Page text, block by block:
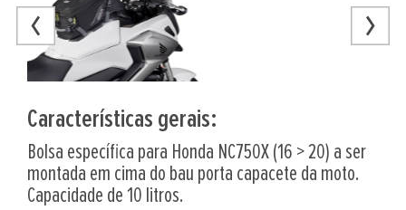
Características gerais:
Bolsa específica para Honda NC750X (16 > 20) a ser
montada em cima do bau porta capacete da moto.
Capacidade de 10 litros.